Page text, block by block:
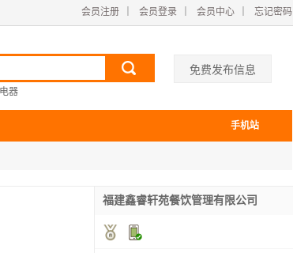
会员注册 会员登录 会员中心 忘记密码
器
免费发布信息
手机站
福建鑫睿轩苑餐饮管理有限公司